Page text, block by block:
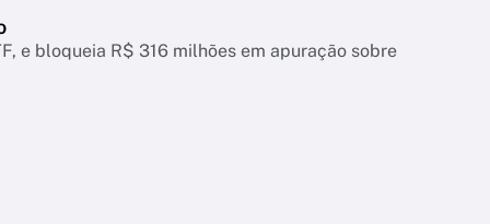
e bloqueia R$ 316 milhões em apuração sobre